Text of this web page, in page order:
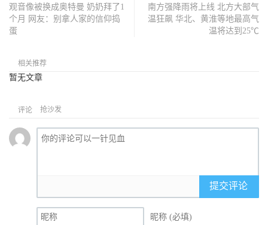
观音像被换成奥特曼 奶奶拜了1
个月 网友：别拿人家的信仰捣
蛋
南方强降雨将上线 北方大部气
温狂飙 华北、黄淮等地最高气
温将达到25℃
相关推荐
暂无文章
评论 抢沙发
提交评论
昵称 (必填)